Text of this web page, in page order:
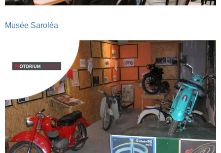
Musée Saroléa